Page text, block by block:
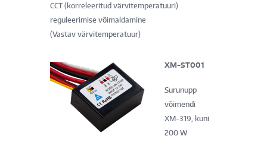
CCT (korreleeritud värvitemperatuuri)
reguleerimise võimaldamine
(Vastav värvitemperatuur)
XM-ST001
Surunupp
võimendi
XM-319, kuni
200 W